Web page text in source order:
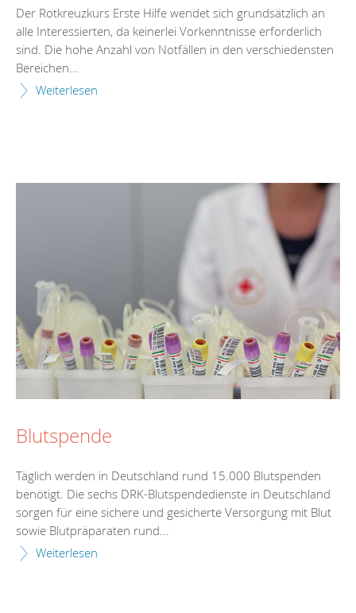
Der Rotkreuzkurs Erste Hilfe wendet sich grundsätzlich an
alle Interessierten, da keinerlei Vorkenntnisse erforderlich
sind. Die hohe Anzahl von Notfällen in den verschiedensten
Bereichen...
Weiterlesen
Blutspende
Täglich werden in Deutschland rund 15.000 Blutspenden
benötigt. Die sechs DRK-Blutspendedienste in Deutschland
sorgen für eine sichere und gesicherte Versorgung mit Blut
sowie Blutpräparaten rund...
Weiterlesen